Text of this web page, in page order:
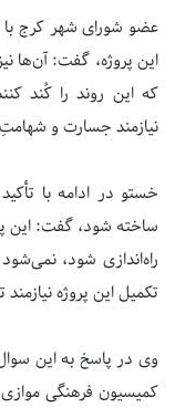
عضو شورای شهر کرج با
این پروژه، گفت: آن‌ها
که این روند را کُند
نیازمند جسارت و
خستو در ادامه با
ساخته شود، گفت: این
راه‌اندازی شود،
تکمیل این پروژه
وی در پاسخ به این
کمیسیون فرهنگی